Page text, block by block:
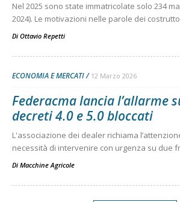
Nel 2025 sono state immatricolate solo 234
2024). Le motivazioni nelle parole dei
Di Ottavio Repetti
ECONOMIA E MERCATI 12 Marzo 2026
Federacma lancia l’allarme
decreti 4.0 e 5.0 bloccati
L'associazione dei dealer richiama
necessità di intervenire con urgenza su due
Di Macchine Agricole